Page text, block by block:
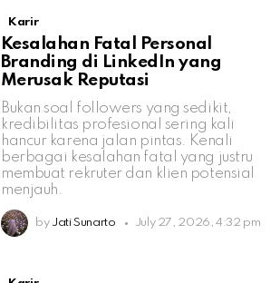
Karir
Kesalahan Fatal Personal
Branding di LinkedIn yang
Merusak Reputasi
Bukan soal followers yang sedikit,
kredibilitas profesional sering kali
hancur karena jalan pintas. Kenali
berbagai kesalahan fatal yang justru
membuat rekruter dan klien potensial
menjauh.
by Jati Sunarto July 27, 2026, 4:32 pm